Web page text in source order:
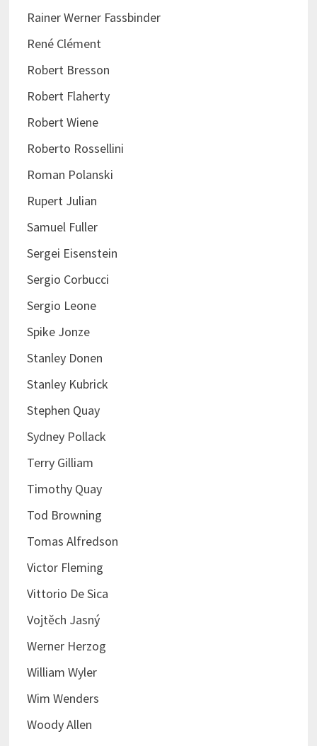
Rainer Werner Fassbinder
René Clément
Robert Bresson
Robert Flaherty
Robert Wiene
Roberto Rossellini
Roman Polanski
Rupert Julian
Samuel Fuller
Sergei Eisenstein
Sergio Corbucci
Sergio Leone
Spike Jonze
Stanley Donen
Stanley Kubrick
Stephen Quay
Sydney Pollack
Terry Gilliam
Timothy Quay
Tod Browning
Tomas Alfredson
Victor Fleming
Vittorio De Sica
Vojtěch Jasný
Werner Herzog
William Wyler
Wim Wenders
Woody Allen